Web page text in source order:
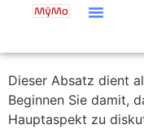
Dieser Absatz dient
Beginnen Sie damit,
Hauptaspekt zu